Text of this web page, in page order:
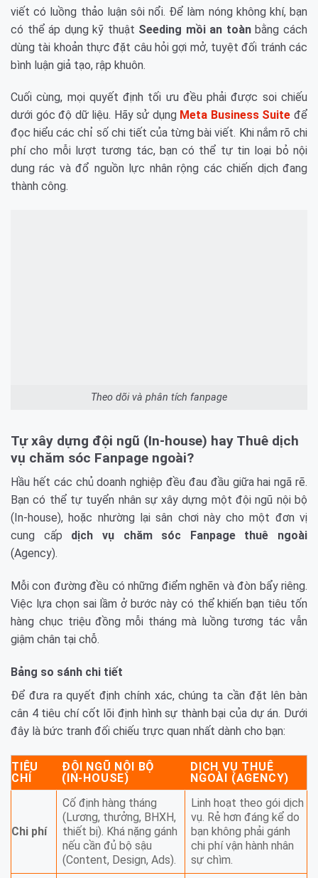
viết có luồng thảo luận sôi nổi. Để làm nóng không khí, bạn
có thể áp dụng kỹ thuật Seeding mồi an toànbằng cách
dùng tài khoản thực đặt câu hỏi gợi mở, tuyệt đối tránh các
bình luận giả tạo, rập khuôn.
Cuối cùng, mọi quyết định tối ưu đều phải được soi chiếu
dưới góc độ dữ liệu. Hãy sử dụng Meta Business Suite để
đọc hiểu các chỉ số chi tiết của từng bài viết. Khi nắm rõ chi
phí cho mỗi lượt tương tác, bạn có thể tự tin loại bỏ nội
dung rác và đổ nguồn lực nhân rộng các chiến dịch đang
thành công.
Theo dõi và phân tích fanpage
Tự xây dựng đội ngũ (In-house) hay Thuê dịch
vụ chăm sóc Fanpage ngoài?
Hầu hết các chủ doanh nghiệp đều đau đầu giữa hai ngã rẽ.
Bạn có thể tự tuyển nhân sự xây dựng một đội ngũ nội bộ
(In-house), hoặc nhường lại sân chơi này cho một đơn vị
cung cấp dịch vụ chăm sóc Fanpage thuê ngoài
(Agency).
Mỗi con đường đều có những điểm nghẽn và đòn bẩy riêng.
Việc lựa chọn sai lầm ở bước này có thể khiến bạn tiêu tốn
hàng chục triệu đồng mỗi tháng mà luồng tương tác vẫn
giậm chân tại chỗ.
Bảng so sánh chi tiết
Để đưa ra quyết định chính xác, chúng ta cần đặt lên bàn
cân 4 tiêu chí cốt lõi định hình sự thành bại của dự án. Dưới
đây là bức tranh đối chiếu trực quan nhất dành cho bạn:
TIÊU
CHÍ
ĐỘI NGŨ NỘI BỘ
(IN-HOUSE)
DỊCH VỤ THUÊ
NGOÀI (AGENCY)
Chi phí
Cố định hàng tháng
(Lương, thưởng, BHXH,
thiết bị). Khá nặng gánh
nếu cần đủ bộ sậu
(Content, Design, Ads).
Linh hoạt theo gói dịch
vụ. Rẻ hơn đáng kể do
bạn không phải gánh
chi phí vận hành nhân
sự chìm.